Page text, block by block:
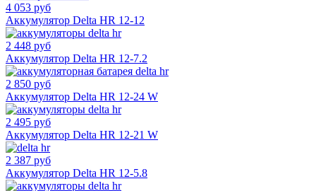
4 053 руб
Аккумулятор Delta HR 12-12
2 448 руб
Аккумулятор Delta HR 12-7.2
2 850 руб
Аккумулятор Delta HR 12-24 W
2 495 руб
Аккумулятор Delta HR 12-21 W
2 387 руб
Аккумулятор Delta HR 12-5.8